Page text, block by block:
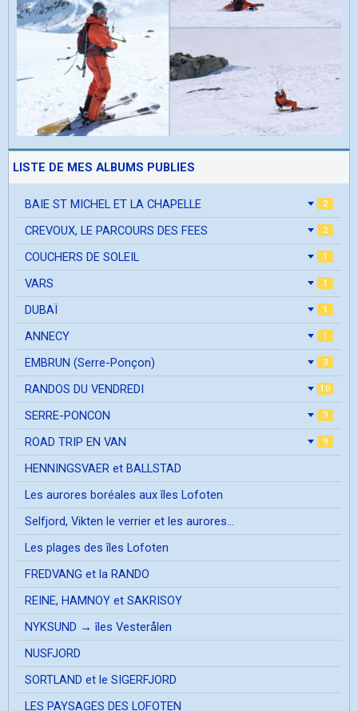
LISTE DE MES ALBUMS PUBLIES
BAIE ST MICHEL ET LA CHAPELLE 2
CREVOUX, LE PARCOURS DES FEES 2
COUCHERS DE SOLEIL 1
VARS 1
DUBAÏ 1
ANNECY 1
EMBRUN (Serre-Ponçon) 3
RANDOS DU VENDREDI 10
SERRE-PONCON 3
ROAD TRIP EN VAN 9
HENNINGSVAER et BALLSTAD
Les aurores boréales aux îles Lofoten
Selfjord, Vikten le verrier et les aurores...
Les plages des îles Lofoten
FREDVANG et la RANDO
REINE, HAMNOY et SAKRISOY
NYKSUND → îles Vesterålen
NUSFJORD
SORTLAND et le SIGERFJORD
LES PAYSAGES DES LOFOTEN